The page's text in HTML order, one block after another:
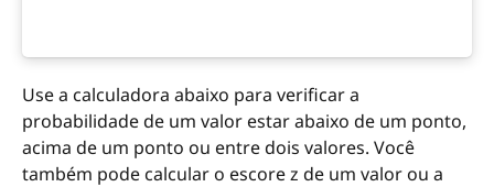
Use a calculadora abaixo para verificar a
probabilidade de um valor estar abaixo de um ponto,
acima de um ponto ou entre dois valores. Você
também pode calcular o escore z de um valor ou a